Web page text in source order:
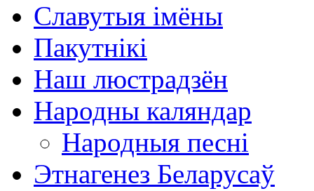
Славутыя імёны
Пакутнікі
Наш люстрадзён
Народны каляндар
Народныя песні
Этнагенез Беларусаў